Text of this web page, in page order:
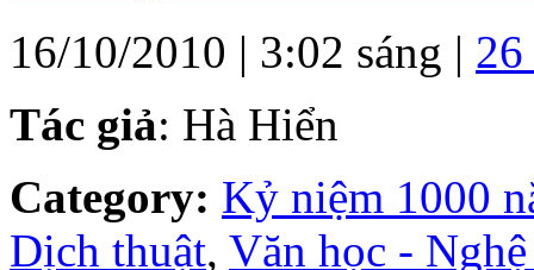
16/10/2010 | 3:02 sáng | 26
Tác giả: Hà Hiển
Category: Kỷ niệm 1000
Dịch thuật, Văn học -